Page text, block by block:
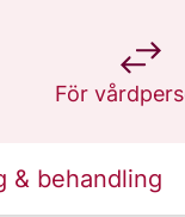
För
på 1177.se
& behandling